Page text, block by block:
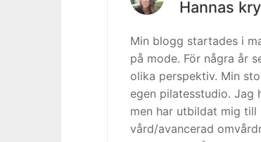
Hannas
Min blogg startades i
på mode. För några år
olika perspektiv. Min
egen pilatesstudio. Jag
men har utbildat mig
vård/avancerad